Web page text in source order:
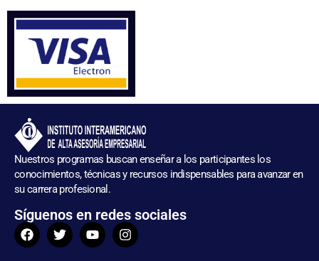
Nuestros programas buscan enseñar a los participantes los
conocimientos, técnicas y recursos indispensables para avanzar en
su carrera profesional.
Síguenos en redes sociales